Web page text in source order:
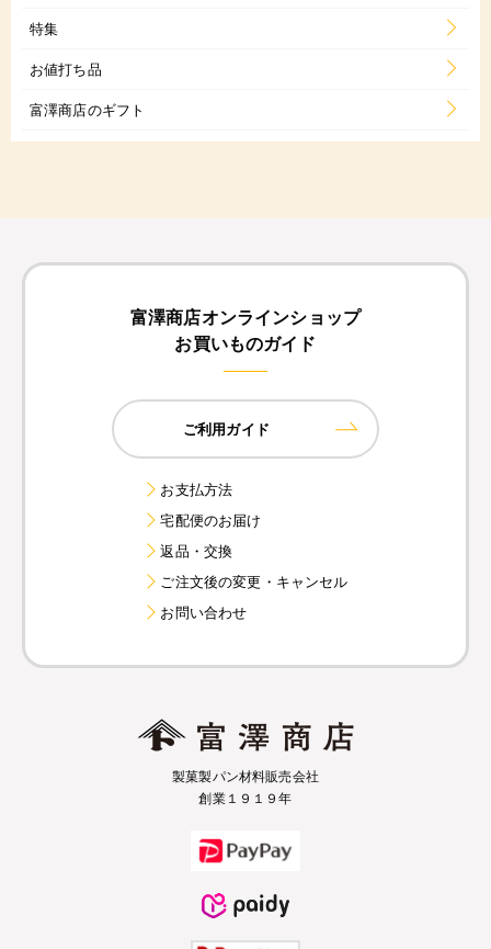
特集
お値打ち品
富澤商店のギフト
富澤商店オンラインショップ
お買いものガイド
ご利用ガイド
お支払方法
宅配便のお届け
返品・交換
ご注文後の変更・キャンセル
お問い合わせ
製菓製パン材料販売会社
創業１９１９年